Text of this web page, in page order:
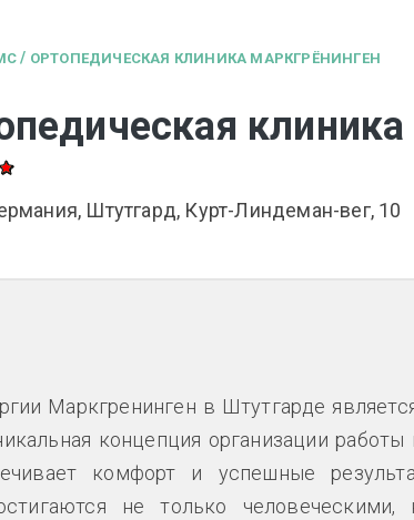
/ ОРТОПЕДИЧЕСКАЯ КЛИНИКА МАРКГРЁНИНГЕН
Штутгард, Курт-Линдеман-вег, 10
Маркгренинген в Штутгарде
концепция организации
комфорт и успешные
не только человеческими,